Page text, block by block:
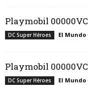
Playmobil
DC Super Héroes El Mundo
Playmobil
DC Super Héroes El Mundo